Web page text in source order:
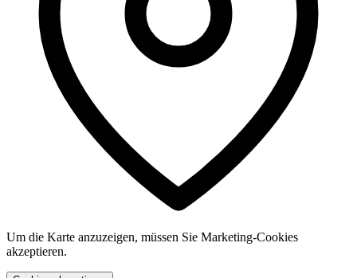
Um die Karte anzuzeigen, müssen Sie Marketing-Cookies
akzeptieren.